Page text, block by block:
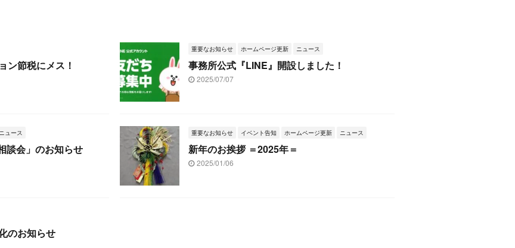
ン節税にメス！
重要なお知らせ ホームページ更新 ニュース
事務所公式『LINE』開設しました！
2025/07/07
ニュース
談会」のお知らせ
重要なお知らせ イベント告知 ホームページ更新 ニュース
新年のお挨拶 ＝2025年＝
2025/01/06
のお知らせ